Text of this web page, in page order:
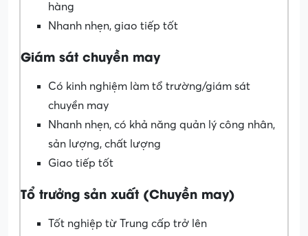
hàng
Nhanh nhẹn, giao tiếp tốt
Giám sát chuyền may
Có kinh nghiệm làm tổ trường/giám sát
chuyền may
Nhanh nhẹn, có khả năng quản lý công nhân,
sản lượng, chất lượng
Giao tiếp tốt
Tổ trưởng sản xuất (Chuyền may)
Tốt nghiệp từ Trung cấp trở lên